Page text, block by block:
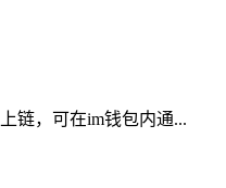
链，可在im钱包内通...